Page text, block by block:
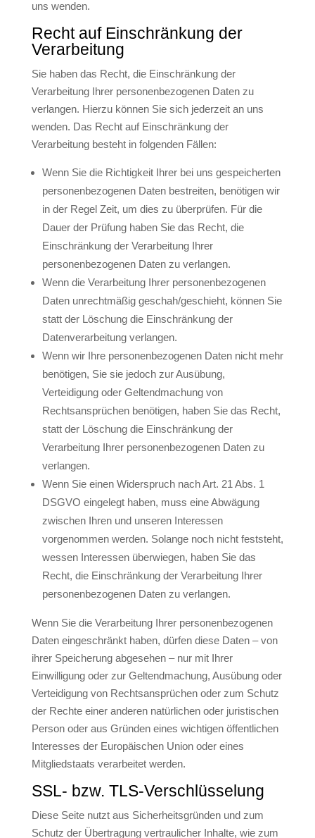
uns wenden.
Recht auf Einschränkung der
Verarbeitung
Sie haben das Recht, die Einschränkung der
Verarbeitung Ihrer personenbezogenen Daten zu
verlangen. Hierzu können Sie sich jederzeit an uns
wenden. Das Recht auf Einschränkung der
Verarbeitung besteht in folgenden Fällen:
Wenn Sie die Richtigkeit Ihrer bei uns gespeicherten
personenbezogenen Daten bestreiten, benötigen wir
in der Regel Zeit, um dies zu überprüfen. Für die
Dauer der Prüfung haben Sie das Recht, die
Einschränkung der Verarbeitung Ihrer
personenbezogenen Daten zu verlangen.
Wenn die Verarbeitung Ihrer personenbezogenen
Daten unrechtmäßig geschah/geschieht, können Sie
statt der Löschung die Einschränkung der
Datenverarbeitung verlangen.
Wenn wir Ihre personenbezogenen Daten nicht mehr
benötigen, Sie sie jedoch zur Ausübung,
Verteidigung oder Geltendmachung von
Rechtsansprüchen benötigen, haben Sie das Recht,
statt der Löschung die Einschränkung der
Verarbeitung Ihrer personenbezogenen Daten zu
verlangen.
Wenn Sie einen Widerspruch nach Art. 21 Abs. 1
DSGVO eingelegt haben, muss eine Abwägung
zwischen Ihren und unseren Interessen
vorgenommen werden. Solange noch nicht feststeht,
wessen Interessen überwiegen, haben Sie das
Recht, die Einschränkung der Verarbeitung Ihrer
personenbezogenen Daten zu verlangen.
Wenn Sie die Verarbeitung Ihrer personenbezogenen
Daten eingeschränkt haben, dürfen diese Daten – von
ihrer Speicherung abgesehen – nur mit Ihrer
Einwilligung oder zur Geltendmachung, Ausübung oder
Verteidigung von Rechtsansprüchen oder zum Schutz
der Rechte einer anderen natürlichen oder juristischen
Person oder aus Gründen eines wichtigen öffentlichen
Interesses der Europäischen Union oder eines
Mitgliedstaats verarbeitet werden.
SSL- bzw. TLS-Verschlüsselung
Diese Seite nutzt aus Sicherheitsgründen und zum
Schutz der Übertragung vertraulicher Inhalte, wie zum